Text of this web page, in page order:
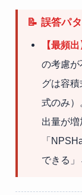
📝 誤答パ
【最頻出
の考慮
グは容
式のみ）
出量が
「
できる